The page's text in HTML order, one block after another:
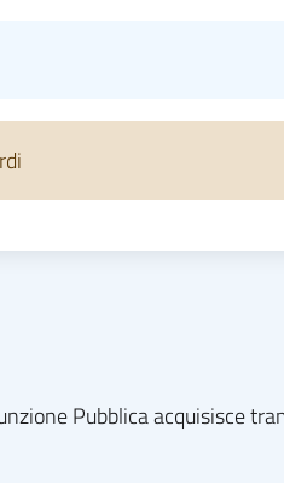
Pubblica acquisisce